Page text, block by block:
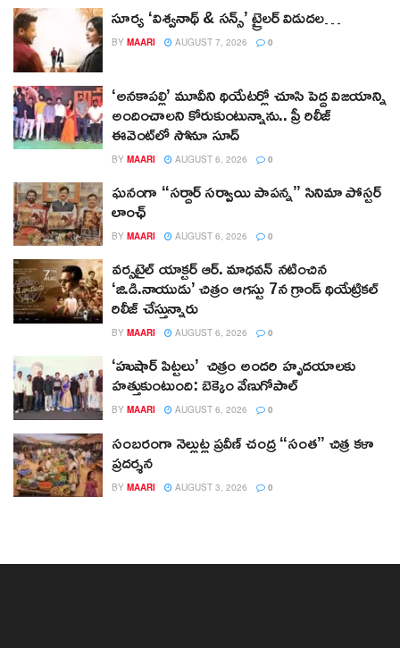
సూర్య ‘విశ్వనాథ్ & సన్స్’ ట్రైలర్ విడుదల…
BY MAARI AUGUST 7, 2026 0
‘అనకాపల్లి’ మూవీని థియేటర్లో చూసి పెద్ద విజయాన్ని
అందించాలని కోరుకుంటున్నాను.. ప్రీ రిలీజ్
ఈవెంట్‌లో సోనూ సూద్
BY MAARI AUGUST 6, 2026 0
ఘనంగా “సర్దార్ సర్వాయి పాపన్న” సినిమా పోస్టర్
లాంఛ్
BY MAARI AUGUST 6, 2026 0
వర్సటైల్ యాక్టర్ ఆర్‌. మాధవన్‌ నటించిన
‘జి.డి.నాయుడు’ చిత్రం ఆగస్టు 7న గ్రాండ్ థియేట్రికల్
రిలీజ్ చేస్తున్నారు
BY MAARI AUGUST 6, 2026 0
‘హుషార్‌ పిట్టలు’ చిత్రం అందరి హృదయాలకు
హత్తుకుంటుంది: బెక్కెం వేణుగోపాల్‌
BY MAARI AUGUST 6, 2026 0
సంబరంగా నెల్లుట్ల ప్రవీణ్ చంద్ర “సంత” చిత్ర కళా
ప్రదర్శన
BY MAARI AUGUST 3, 2026 0